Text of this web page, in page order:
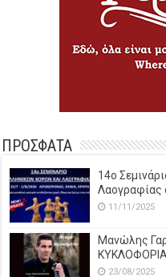
ΠΡΟΣΦΑΤΑ
14o
Λαογραφίας
11/11/2025
Μανώλης
ΚΥΚΛΟΦΟΡΙΑ
23/08/2025